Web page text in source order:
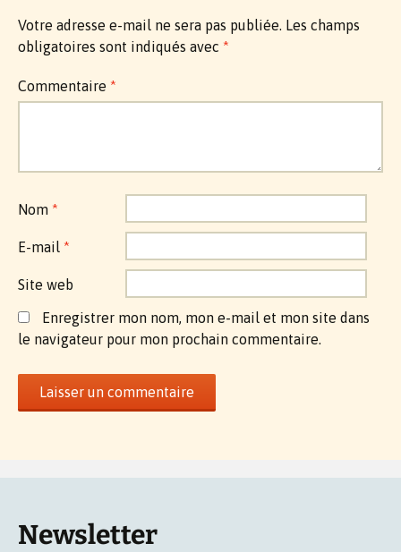
Votre adresse e-mail ne sera pas publiée. Les champs
obligatoires sont indiqués avec *
Commentaire *
Nom *
E-mail *
Site web
Enregistrer mon nom, mon e-mail et mon site dans
le navigateur pour mon prochain commentaire.
Newsletter